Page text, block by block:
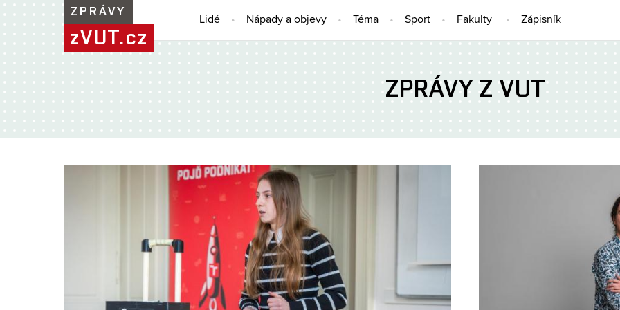
ZPRÁVY
zVUT.cz
Lidé Nápady a objevy Téma Sport Fakulty Zápisník
ZPRÁVY Z VUT